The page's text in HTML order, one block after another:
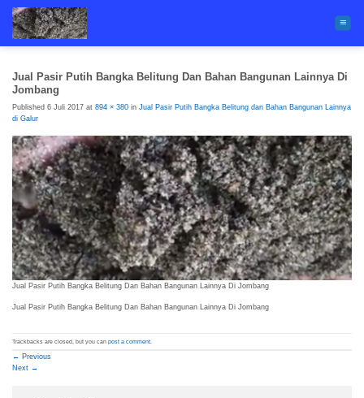
content
Jual Pasir Putih Bangka Belitung Dan Bahan Bangunan Lainnya Di
Jombang
Published 6 Juli 2017 at 894 × 380 in Jual Pasir Putih Bangka Belitung dan Bahan Bangunan Lainnya
di Galur
Jual Pasir Putih Bangka Belitung Dan Bahan Bangunan Lainnya Di Jombang
Jual Pasir Putih Bangka Belitung Dan Bahan Bangunan Lainnya Di Jombang
Trackbacks are closed, but you can post a comment
← Previous
Next →